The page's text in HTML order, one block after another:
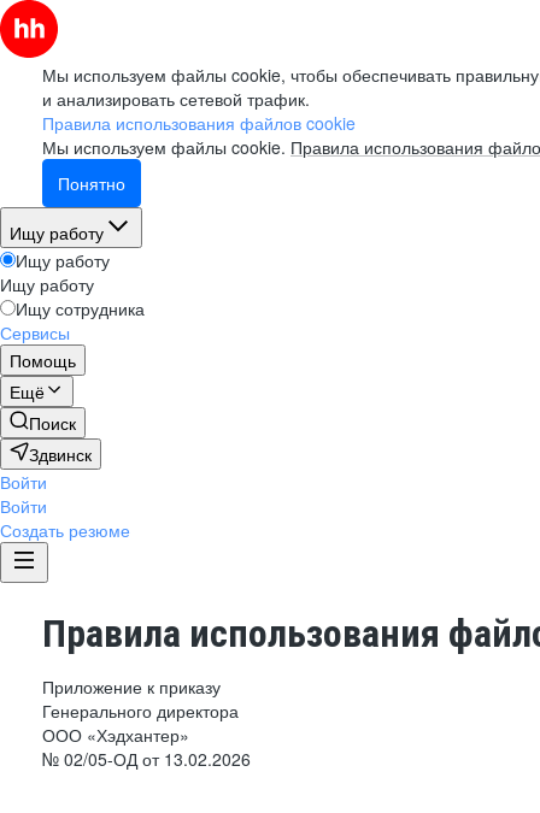
Мы используем файлы cookie, чтобы обеспечивать
и анализировать сетевой трафик.
Правила использования файлов cookie
Мы используем файлы cookie. Правила использования
Понятно
Ищу работу
Ищу работу
Ищу работу
Ищу сотрудника
Сервисы
Помощь
Ещё
Поиск
Здвинск
Войти
Войти
Создать резюме
Правила использования
Приложение к приказу
Генерального директора
ООО «Хэдхантер»
№ 02/05-ОД от 13.02.2026